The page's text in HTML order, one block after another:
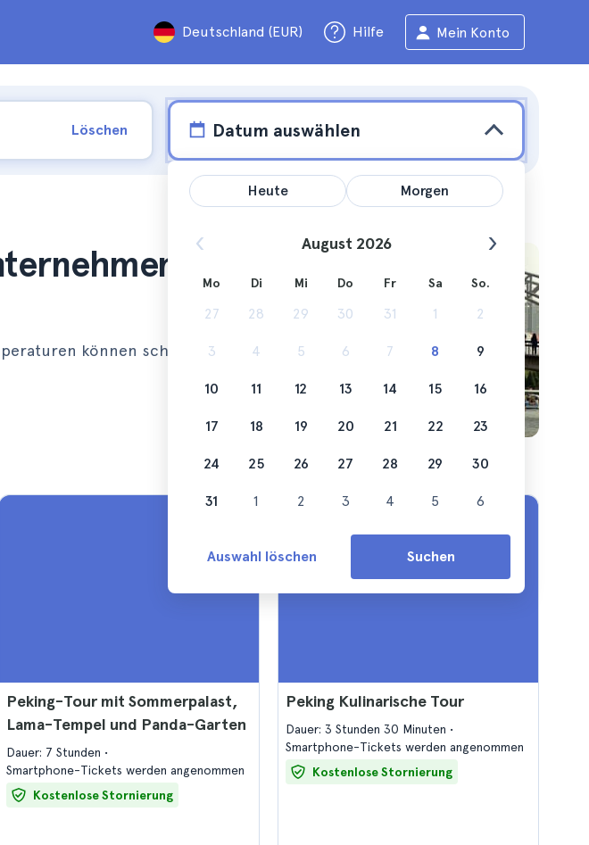
Deutschland (EUR) Hilfe Mein Konto
Löschen Datum auswählen
können schwül sein,
Peking-Tour mit Sommerpalast,
Lama-Tempel und Panda-Garten
Dauer: 7 Stunden
Smartphone-Tickets werden angenommen
Kostenlose Stornierung
Peking Kulinarische Tour
Dauer: 3 Stunden 30 Minuten
Smartphone-Tickets werden angenommen
Kostenlose Stornierung
Heute Morgen
August 2026
Mo Di Mi Do Fr Sa So.
27 28 29 30 31 1 2
3 4 5 6 7 8 9
10 11 12 13 14 15 16
17 18 19 20 21 22 23
24 25 26 27 28 29 30
31 1 2 3 4 5 6
Auswahl löschen Suchen